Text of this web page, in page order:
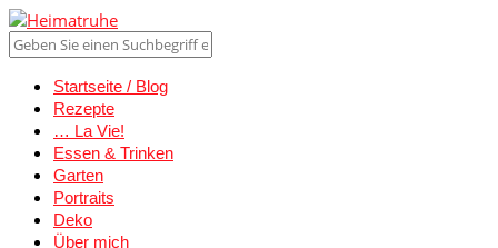
Startseite / Blog
Rezepte
… La Vie!
Essen & Trinken
Garten
Portraits
Deko
Über mich